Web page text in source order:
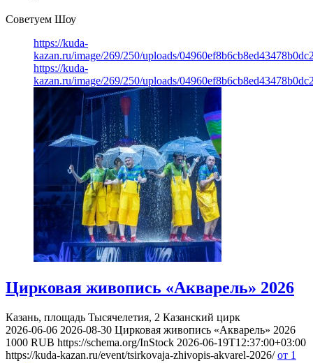
Советуем Шоу
https://kuda-
kazan.ru/image/269/250/uploads/
https://kuda-
kazan.ru/image/269/250/uploads/
Цирковая живопись «Акварель» 2026
Казань, площадь Тысячелетия, 2 Казанский цирк
2026-06-06 2026-08-30 Цирковая живопись «Акварель» 2026
1000 RUB https://schema.org/InStock 2026-06-19T12:37:00+03:00
https://kuda-kazan.ru/event/tsirkovaja-zhivopis-akvarel-2026/ от 1